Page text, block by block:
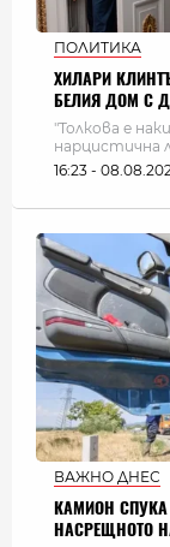
ПОЛИТИКА
ХИЛАРИ
БЕЛИЯ ДОМ С
"Толкова е
нарцистична
16:23 -
ВАЖНО ДНЕС
КАМИОН
НАСРЕЩНОТО